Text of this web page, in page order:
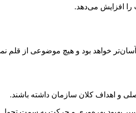
افزایش می‌دهد.
خواهد بود و هیچ موضوعی از قلم
و اهداف کلان سازمان داشته باشند.